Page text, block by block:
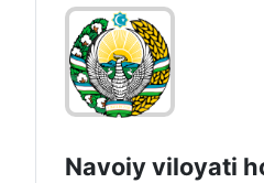
Navoiy vilоyati